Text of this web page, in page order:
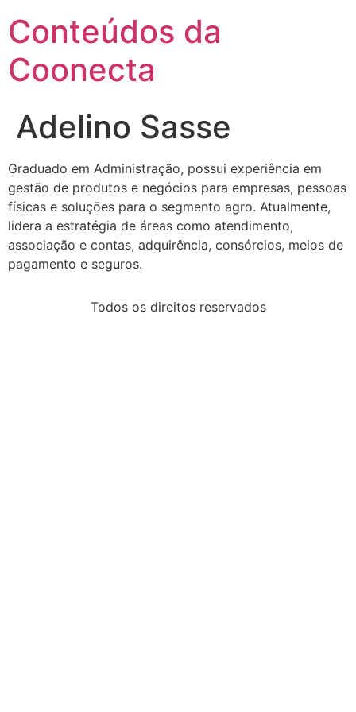
Conteúdos da
Coonecta
Adelino Sasse
Graduado em Administração, possui experiência em
gestão de produtos e negócios para empresas, pessoas
físicas e soluções para o segmento agro. Atualmente,
lidera a estratégia de áreas como atendimento,
associação e contas, adquirência, consórcios, meios de
pagamento e seguros.
Todos os direitos reservados